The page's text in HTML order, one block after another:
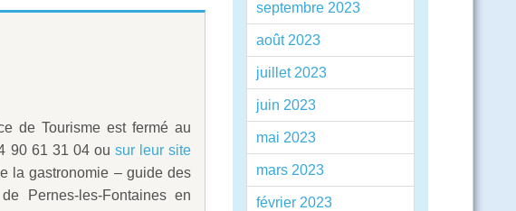
septembre 2023
août 2023
juillet 2023
juin 2023
mai 2023
mars 2023
février 2023
de Tourisme est fermé au
90 61 31 04 ou sur leur site
la gastronomie – guide des
Pernes-les-Fontaines en